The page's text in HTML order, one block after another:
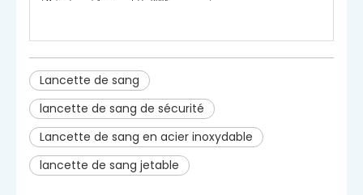
endommagé.
Lancette de sang
lancette de sang de sécurité
Lancette de sang en acier inoxydable
lancette de sang jetable